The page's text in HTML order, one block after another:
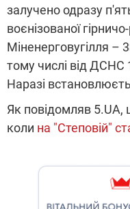
залучено одразу
воєнізованої
Міненерговугілля –
тому числі від ДСНС
Наразі
Як повідомляв 5.UA,
коли на "Степовій"